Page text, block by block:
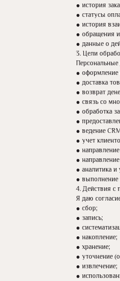
● история
● статусы
● история
● обращения и
● данные о
3. Цели
● оформление
● доставка
● возврат
● связь со
● обработка
●
● ведение
● учет
●
●
● аналитика
● выполнение
4. Действия с
Я даю
● сбор;
● запись;
●
● накопление;
● хранение;
● уточнение
● извлечение;
●